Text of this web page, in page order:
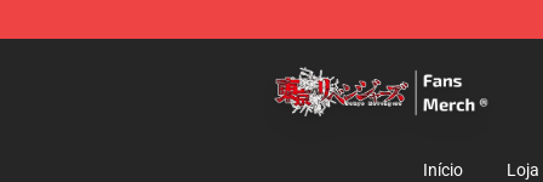
Início Loja